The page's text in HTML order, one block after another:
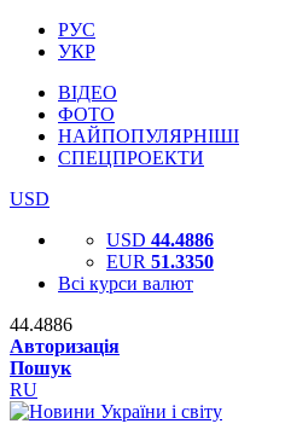
РУС
УКР
ВІДЕО
ФОТО
НАЙПОПУЛЯРНІШІ
СПЕЦПРОЕКТИ
USD
USD 44.4886
EUR 51.3350
Всі курси валют
44.4886
Авторизація
Пошук
RU